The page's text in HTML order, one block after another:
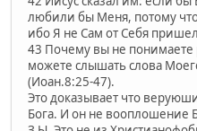
любили бы Меня, потому
ибо Я не Сам от Себя
43 Почему вы не
можете слышать слова
(Иоан.8:25-47).
Это доказывает что
Бога. И он не вооплошение